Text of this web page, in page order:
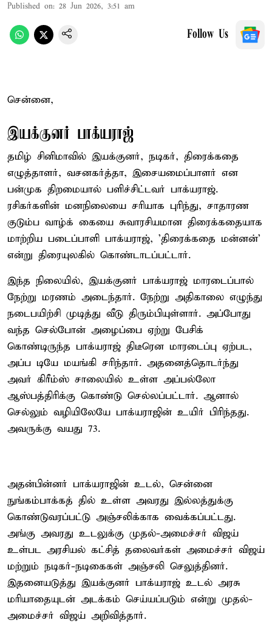
Published on: 28 Jun 2026, 3:51 am
Follow Us
சென்னை,
இயக்குனர் பாக்யராஜ்
தமிழ் சினிமாவில் இயக்குனர், நடிகர், திரைக்கதை
எழுத்தாளர், வசனகர்த்தா, இசையமைப்பாளர் என
பன்முக திறமையால் பளிச்சிட்டவர் பாக்யராஜ்.
ரசிகர்களின் மனநிலையை சரியாக புரிந்து, சாதாரண
குடும்ப வாழ்க் கையை சுவாரசியமான திரைக்கதையாக
மாற்றிய படைப்பாளி பாக்யராஜ், 'திரைக்கதை மன்னன்'
என்று திரையுலகில் கொண்டாடப்பட்டார்.
இந்த நிலையில், இயக்குனர் பாக்யராஜ் மாரடைப்பால்
நேற்று மரணம் அடைந்தார். நேற்று அதிகாலை எழுந்து
நடைபயிற்சி முடித்து வீடு திரும்பியுள்ளார். அப்போது
வந்த செல்போன் அழைப்பை ஏற்று பேசிக்
கொண்டிருந்த பாக்யராஜ் திடீரென மாரடைப்பு ஏற்பட,
அப்ப டியே மயங்கி சரிந்தார். அதனைத்தொடர்ந்து
அவர் கிரீம்ஸ் சாலையில் உள்ள அப்பல்லோ
ஆஸ்பத்திரிக்கு கொண்டு செல்லப்பட்டார். ஆனால்
செல்லும் வழியிலேயே பாக்யராஜின் உயிர் பிரிந்தது.
அவருக்கு வயது 73.
அதன்பின்னர் பாக்யராஜின் உடல், சென்னை
நுங்கம்பாக்கத் தில் உள்ள அவரது இல்லத்துக்கு
கொண்டுவரப்பட்டு அஞ்சலிக்காக வைக்கப்பட்டது.
அங்கு அவரது உடலுக்கு முதல்-அமைச்சர் விஜய்
உள்பட அரசியல் கட்சித் தலைவர்கள் அமைச்சர் விஜய்
மற்றும் நடிகர்-நடிகைகள் அஞ்சலி செலுத்தினர்.
இதனையடுத்து இயக்குனர் பாக்யராஜ் உடல் அரசு
மரியாதையுடன் அடக்கம் செய்யப்படும் என்று முதல்-
அமைச்சர் விஜய் அறிவித்தார்.